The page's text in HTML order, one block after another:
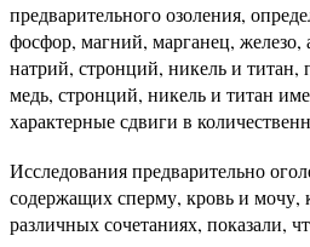
предварительного озоления,
фосфор, магний, марганец,
натрий, стронций, никель и титан,
медь, стронций, никель и титан
характерные сдвиги в
Исследования предварительно
содержащих сперму, кровь и мочу,
различных сочетаниях, показали,